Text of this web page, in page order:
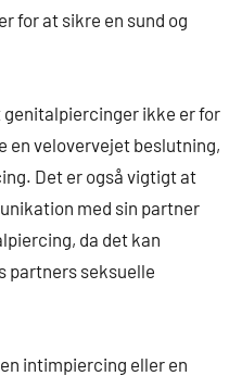
for at sikre en sund og
ikke er for
velovervejet beslutning,
Det er også vigtigt at
med sin partner
da det kan
partners seksuelle
intimpiercing eller en